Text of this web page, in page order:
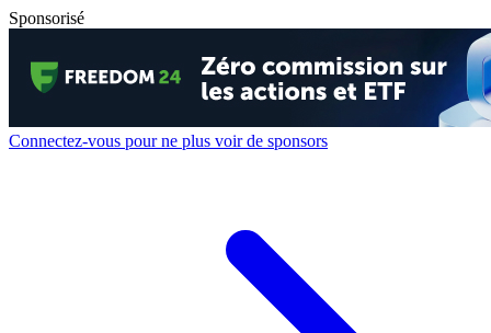
Sponsorisé
Connectez-vous pour ne plus voir de sponsors